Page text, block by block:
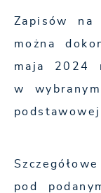
Zapisów na
można
maja 2024
w
podstawowej.
pod